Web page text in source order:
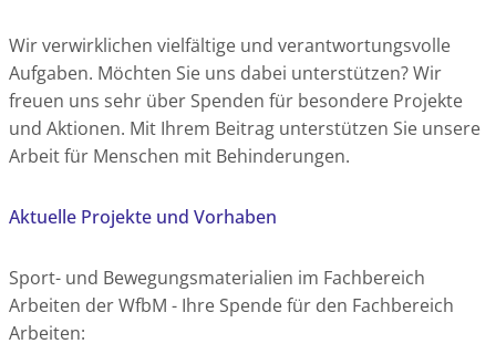
Wir verwirklichen vielfältige und verantwortungsvolle
Aufgaben. Möchten Sie uns dabei unterstützen? Wir
freuen uns sehr über Spenden für besondere Projekte
und Aktionen. Mit Ihrem Beitrag unterstützen Sie unsere
Arbeit für Menschen mit Behinderungen.
Aktuelle Projekte und Vorhaben
Sport- und Bewegungsmaterialien im Fachbereich
Arbeiten der WfbM - Ihre Spende für den Fachbereich
Arbeiten: